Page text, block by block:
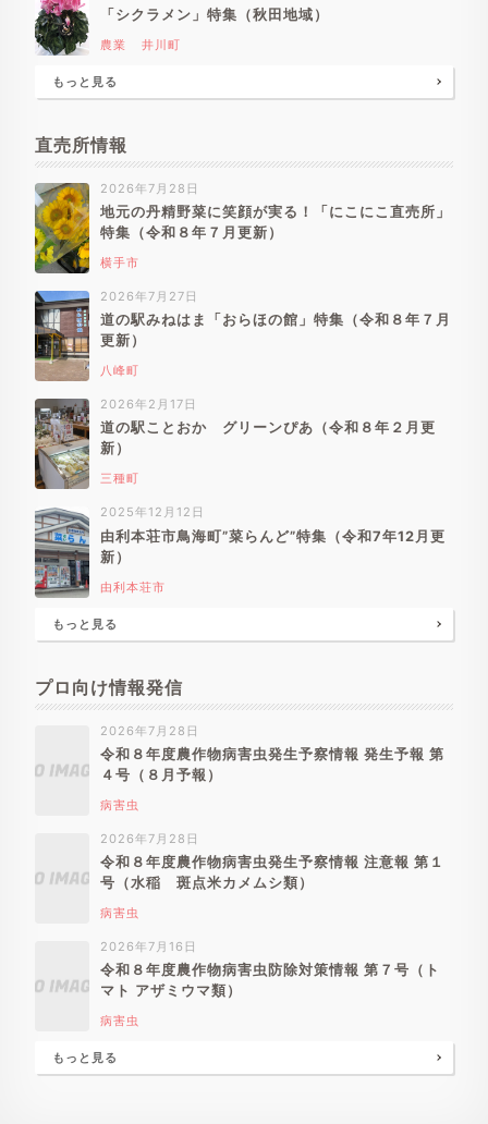
「シクラメン」特集（秋田地域）
農業 井川町
もっと見る
直売所情報
2026年7月28日
地元の丹精野菜に笑顔が実る！「にこにこ直売所」
特集（令和８年７月更新）
横手市
2026年7月27日
道の駅みねはま「おらほの館」特集（令和８年７月
更新）
八峰町
2026年2月17日
道の駅ことおか グリーンぴあ（令和８年２月更
新）
三種町
2025年12月12日
由利本荘市鳥海町”菜らんど”特集（令和7年12月更
新）
由利本荘市
もっと見る
プロ向け情報発信
2026年7月28日
令和８年度農作物病害虫発生予察情報 発生予報 第
４号（８月予報）
病害虫
2026年7月28日
令和８年度農作物病害虫発生予察情報 注意報 第１
号（水稲 斑点米カメムシ類）
病害虫
2026年7月16日
令和８年度農作物病害虫防除対策情報 第７号（ト
マト アザミウマ類）
病害虫
もっと見る